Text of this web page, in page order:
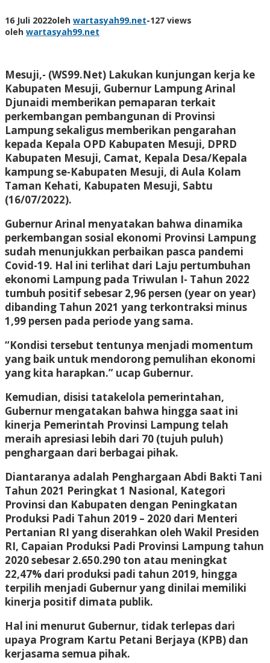
16 Juli 2022oleh wartasyah99.net-127 views
oleh wartasyah99.net
Mesuji,- (WS99.Net) Lakukan kunjungan kerja ke
Kabupaten Mesuji, Gubernur Lampung Arinal
Djunaidi memberikan pemaparan terkait
perkembangan pembangunan di Provinsi
Lampung sekaligus memberikan pengarahan
kepada Kepala OPD Kabupaten Mesuji, DPRD
Kabupaten Mesuji, Camat, Kepala Desa/Kepala
kampung se-Kabupaten Mesuji, di Aula Kolam
Taman Kehati, Kabupaten Mesuji, Sabtu
(16/07/2022).
Gubernur Arinal menyatakan bahwa dinamika
perkembangan sosial ekonomi Provinsi Lampung
sudah menunjukkan perbaikan pasca pandemi
Covid-19. Hal ini terlihat dari Laju pertumbuhan
ekonomi Lampung pada Triwulan I- Tahun 2022
tumbuh positif sebesar 2,96 persen (year on year)
dibanding Tahun 2021 yang terkontraksi minus
1,99 persen pada periode yang sama.
“Kondisi tersebut tentunya menjadi momentum
yang baik untuk mendorong pemulihan ekonomi
yang kita harapkan.” ucap Gubernur.
Kemudian, disisi tatakelola pemerintahan,
Gubernur mengatakan bahwa hingga saat ini
kinerja Pemerintah Provinsi Lampung telah
meraih apresiasi lebih dari 70 (tujuh puluh)
penghargaan dari berbagai pihak.
Diantaranya adalah Penghargaan Abdi Bakti Tani
Tahun 2021 Peringkat 1 Nasional, Kategori
Provinsi dan Kabupaten dengan Peningkatan
Produksi Padi Tahun 2019 – 2020 dari Menteri
Pertanian RI yang diserahkan oleh Wakil Presiden
RI, Capaian Produksi Padi Provinsi Lampung tahun
2020 sebesar 2.650.290 ton atau meningkat
22,47% dari produksi padi tahun 2019, hingga
terpilih menjadi Gubernur yang dinilai memiliki
kinerja positif dimata publik.
Hal ini menurut Gubernur, tidak terlepas dari
upaya Program Kartu Petani Berjaya (KPB) dan
kerjasama semua pihak.